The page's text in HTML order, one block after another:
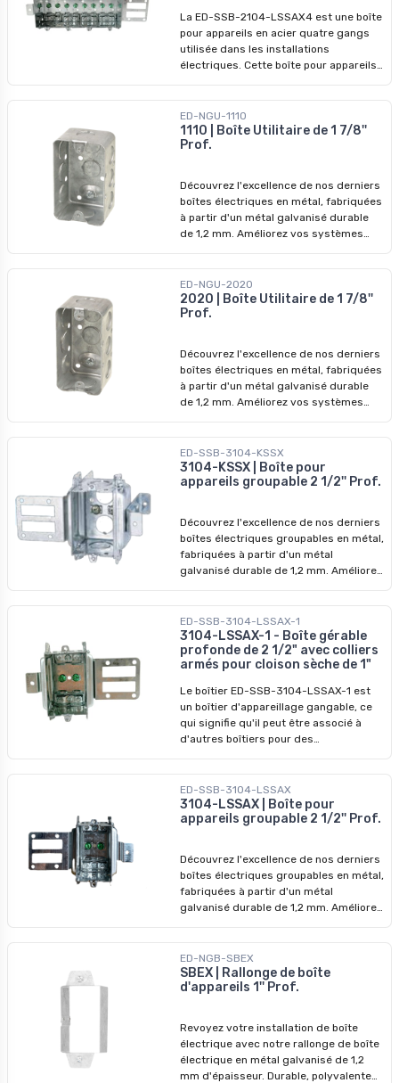
métalliques - Non-cloisonnable
La ED-SSB-2104-LSSAX4 est une boîte
pour appareils en acier quatre gangs
utilisée dans les installations
électriques. Cette boîte pour appareils
Caractéristiques principales : -
Matériau : Acier - Dimensions: H 3 po, L
7-3/8 po, P 2-1/2 po - Volume : 50 po cu
Installation : Spécifiquement conçu
pour l'installation sur des montants
métalliques - Non-agrafable
ED-NGU-1110
1110 | Boîte Utilitaire de 1 7/8''
Prof.
Découvrez l'excellence de nos derniers
boîtes électriques en métal, fabriquées
à partir d'un métal galvanisé durable
de 1,2 mm. Améliorez vos systèmes
surpasser les modèles précédents. Ne
manquez pas nos prix imbattables -
profitez-en pour révolutionner vos
ED-NGU-2020
2020 | Boîte Utilitaire de 1 7/8''
Prof.
Découvrez l'excellence de nos derniers
boîtes électriques en métal, fabriquées
à partir d'un métal galvanisé durable
de 1,2 mm. Améliorez vos systèmes
surpasser les modèles précédents. Ne
manquez pas nos prix imbattables -
profitez-en pour révolutionner vos
ED-SSB-3104-KSSX
3104-KSSX | Boîte pour
appareils groupable 2 1/2'' Prof.
Découvrez l'excellence de nos derniers
boîtes électriques groupables en métal,
fabriquées à partir d'un métal
galvanisé durable de 1,2 mm. Améliorez
conçus pour surpasser les modèles
précédents. Ne manquez pas nos prix
imbattables - profitez-en pour
révolutionner vos installations dès
ED-SSB-3104-LSSAX-1
3104-LSSAX-1 - Boîte gérable
profonde de 2 1/2" avec colliers
armés pour cloison sèche de 1"
Le boîtier ED-SSB-3104-LSSAX-1 est
un boîtier d'appareillage gangable, ce
qui signifie qu'il peut être associé à
d'autres boîtiers pour des
permet de l'installer sur des montants
en acier, comme c'est généralement le
cas dans les constructions modernes.
2 po, P 2-1 ⁄2 po - Volume : 16 po cu -
Pinces pour câble armé ou câble sous
gaine non métallique. - Ganglable -
Conception encastrée de 1 pouce : Idéal
montants, ce qui permet d'obtenir une
finition affleurante et soignée. -
Installation : A installer sur un montant
ED-SSB-3104-LSSAX
3104-LSSAX | Boîte pour
appareils groupable 2 1/2'' Prof.
Découvrez l'excellence de nos derniers
boîtes électriques groupables en métal,
fabriquées à partir d'un métal
galvanisé durable de 1,2 mm. Améliorez
conçus pour surpasser les modèles
précédents. Ne manquez pas nos prix
imbattables - profitez-en pour
ED-NGB-SBEX
SBEX | Rallonge de boîte
d'appareils 1'' Prof.
Revoyez votre installation de boîte
électrique avec notre rallonge de boîte
électrique en métal galvanisé de 1,2
mm d'épaisseur. Durable, polyvalente